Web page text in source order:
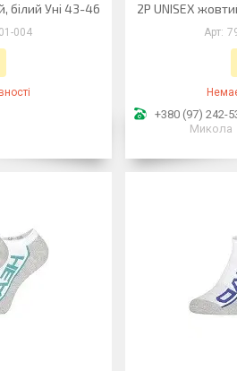
білий Уні 43-46
004
2P UNISEX
+380 (97) 242-
Микола